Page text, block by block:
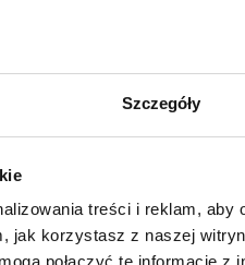
Szczegóły
treści i reklam, aby
jak korzystasz z naszej